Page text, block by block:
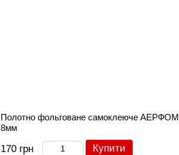
Полотно фольговане самоклеюче АЕРФОМ
8мм
170 грн Купити